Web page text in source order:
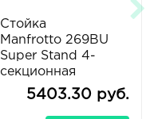
Стойка
Manfrotto 269BU
Super Stand 4-
секционная
5403.30 руб.